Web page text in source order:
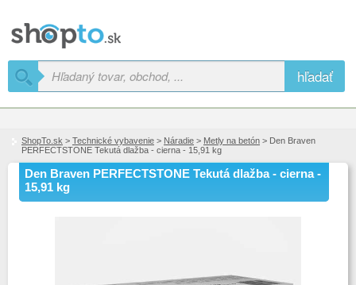
hľadať
ShopTo.sk > Technické vybavenie > Náradie > Metly na betón > Den Braven
PERFECTSTONE Tekutá dlažba - cierna - 15,91 kg
Den Braven PERFECTSTONE Tekutá dlažba - cierna -
15,91 kg